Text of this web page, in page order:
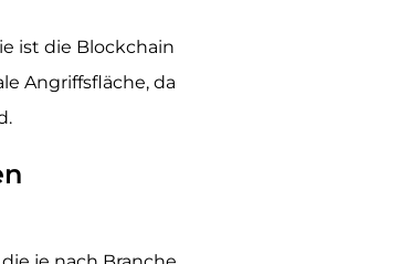
ist die Blockchain
Angriffsfläche, da